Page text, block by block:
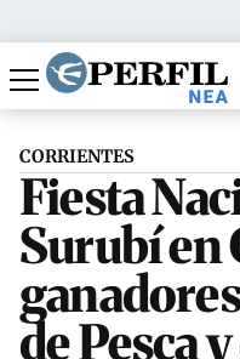
Política
Economía
Actualidad
CORRIENTES
Fiesta
Surubí en
de Pesca